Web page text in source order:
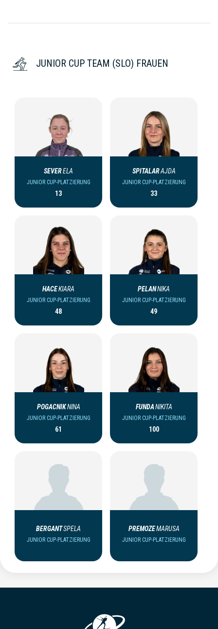
JUNIOR CUP TEAM (SLO) FRAUEN
SEVERELA
JUNIOR CUP-PLATZIERUNG
13
SPITALARAJDA
JUNIOR CUP-PLATZIERUNG
33
HACEKIARA
JUNIOR CUP-PLATZIERUNG
48
PELANNIKA
JUNIOR CUP-PLATZIERUNG
49
POGACNIKNINA
JUNIOR CUP-PLATZIERUNG
61
FUNDANIKITA
JUNIOR CUP-PLATZIERUNG
100
BERGANTSPELA
JUNIOR CUP-PLATZIERUNG
PREMOZEMARUSA
JUNIOR CUP-PLATZIERUNG